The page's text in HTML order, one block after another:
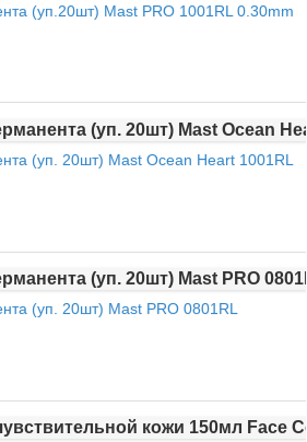
(уп.20шт) Mast PRO 1001RL 0.30mm
(уп. 20шт) Mast Ocean Heart 1001RL
(уп. 20шт) Mast PRO 0801RL